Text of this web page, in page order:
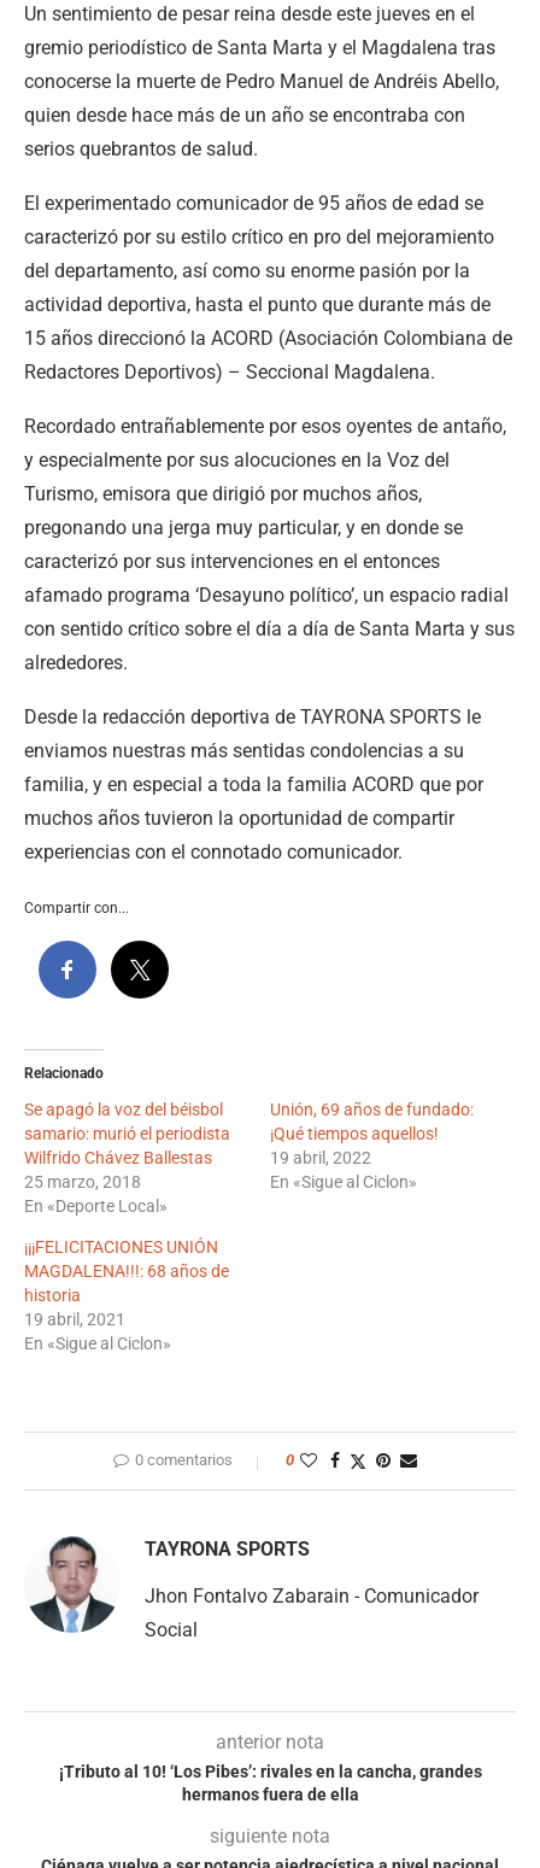
Un sentimiento de pesar reina desde este jueves en el
gremio periodístico de Santa Marta y el Magdalena tras
conocerse la muerte de Pedro Manuel de Andréis Abello,
quien desde hace más de un año se encontraba con
serios quebrantos de salud.
El experimentado comunicador de 95 años de edad se
caracterizó por su estilo crítico en pro del mejoramiento
del departamento, así como su enorme pasión por la
actividad deportiva, hasta el punto que durante más de
15 años direccionó la ACORD (Asociación Colombiana de
Redactores Deportivos) – Seccional Magdalena.
Recordado entrañablemente por esos oyentes de antaño,
y especialmente por sus alocuciones en la Voz del
Turismo, emisora que dirigió por muchos años,
pregonando una jerga muy particular, y en donde se
caracterizó por sus intervenciones en el entonces
afamado programa ‘Desayuno político’, un espacio radial
con sentido crítico sobre el día a día de Santa Marta y sus
alrededores.
Desde la redacción deportiva de TAYRONA SPORTS le
enviamos nuestras más sentidas condolencias a su
familia, y en especial a toda la familia ACORD que por
muchos años tuvieron la oportunidad de compartir
experiencias con el connotado comunicador.
Compartir con...
Relacionado
Se apagó la voz del béisbol
samario: murió el periodista
Wilfrido Chávez Ballestas
25 marzo, 2018
En «Deporte Local»
Unión, 69 años de fundado:
¡Qué tiempos aquellos!
19 abril, 2022
En «Sigue al Ciclon»
¡¡¡FELICITACIONES UNIÓN
MAGDALENA!!!: 68 años de
historia
19 abril, 2021
En «Sigue al Ciclon»
0 comentarios 0
TAYRONA SPORTS
Jhon Fontalvo Zabarain - Comunicador
Social
anterior nota
¡Tributo al 10! ‘Los Pibes’: rivales en la cancha, grandes
hermanos fuera de ella
siguiente nota